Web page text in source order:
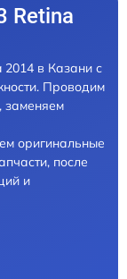
Retina
2014 в Казани с
Проводим
заменяем
оригинальные
после
и